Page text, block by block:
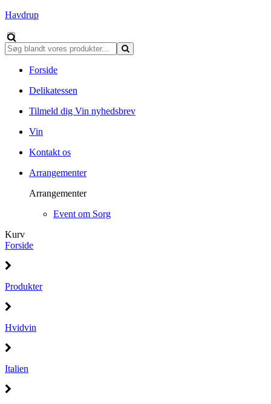
Havdrup
Forside
Delikatessen
Tilmeld dig Vin nyhedsbrev
Vin
Kontakt os
Arrangementer
Arrangementer
Event om Sorg
Kurv
Forside
Produkter
Hvidvin
Italien